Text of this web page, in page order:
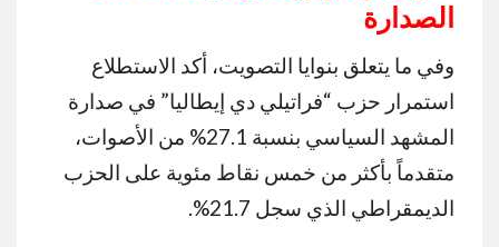
الصدارة
وفي ما يتعلق بنوايا التصويت، أكد الاستطلاع
استمرار حزب “فراتيلي دي إيطاليا” في صدارة
المشهد السياسي بنسبة 27.1% من الأصوات،
متقدماً بأكثر من خمس نقاط مئوية على الحزب
الديمقراطي الذي سجل 21.7%.